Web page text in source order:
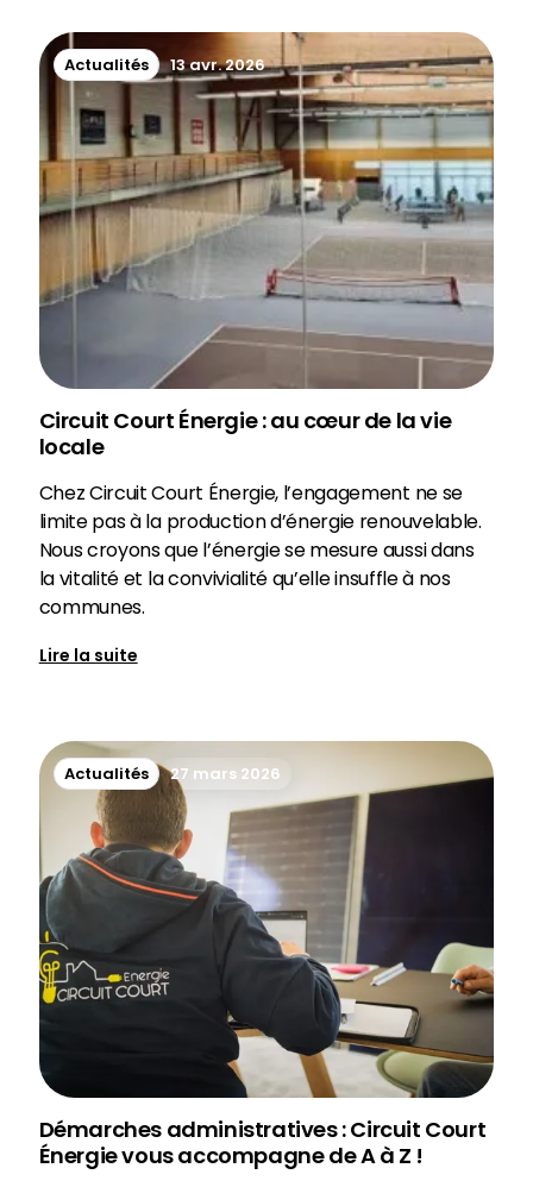
Actualités 13 avr. 2026
Circuit Court Énergie : au cœur de la vie
locale
Chez Circuit Court Énergie, l’engagement ne se
limite pas à la production d’énergie renouvelable.
Nous croyons que l’énergie se mesure aussi dans
la vitalité et la convivialité qu’elle insuffle à nos
communes.
Lire la suite
Actualités 27 mars 2026
Démarches administratives : Circuit Court
Énergie vous accompagne de A à Z !